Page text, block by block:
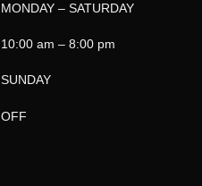
MONDAY – SATURDAY
10:00 am – 8:00 pm
SUNDAY
OFF